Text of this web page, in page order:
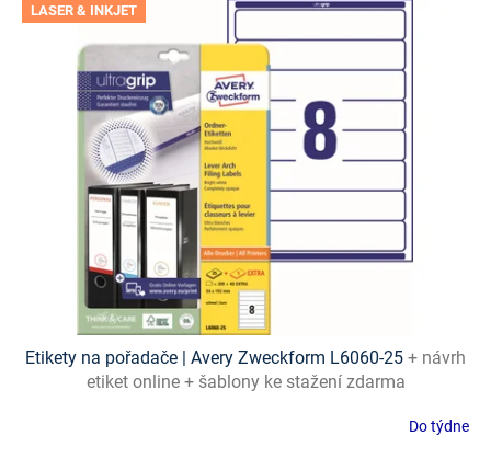
LASER & INKJET
Etikety na pořadače | Avery Zweckform L6060-25 + návrh
etiket online + šablony ke stažení zdarma
Do týdne